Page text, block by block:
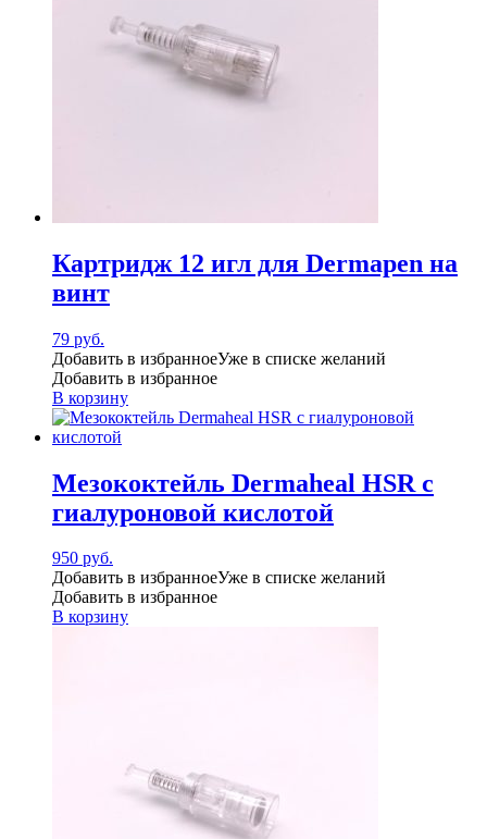
Картридж 12 игл для Dermapen на
винт
79 руб.
Добавить в избранноеУже в списке желаний
Добавить в избранное
В корзину
Мезококтейль Dermaheal HSR с
гиалуроновой кислотой
950 руб.
Добавить в избранноеУже в списке желаний
Добавить в избранное
В корзину